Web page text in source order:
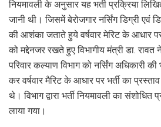
नियमावली के अनुसार यह भर्ती प्रक्रिया
जानी थी। जिसमें बेरोजगार नर्सिंग डिग्री एवं
की आशंका जताते हुये वर्षवार मेरिट के आधार
को मद्देनजर रखते हुए विभागीय मंत्री डा. रावत
परिवार कल्याण विभाग को नर्सिंग अधिकारी
कर वर्षवार मैरिट के आधार पर भर्ती का
थे। विभाग द्वारा भर्ती नियमावली का
लाया गया।